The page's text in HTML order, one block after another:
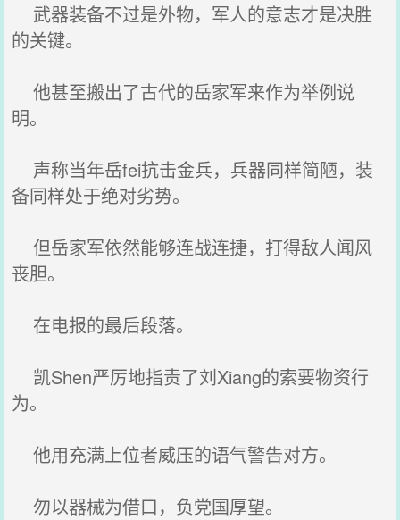
武器装备不过是外物，军人的意志才是决胜
的关键。
他甚至搬出了古代的岳家军来作为举例说
明。
声称当年岳fei抗击金兵，兵器同样简陋，装
备同样处于绝对劣势。
但岳家军依然能够连战连捷，打得敌人闻风
丧胆。
在电报的最后段落。
凯Shen严厉地指责了刘Xiang的索要物资行
为。
他用充满上位者威压的语气警告对方。
勿以器械为借口，负党国厚望。